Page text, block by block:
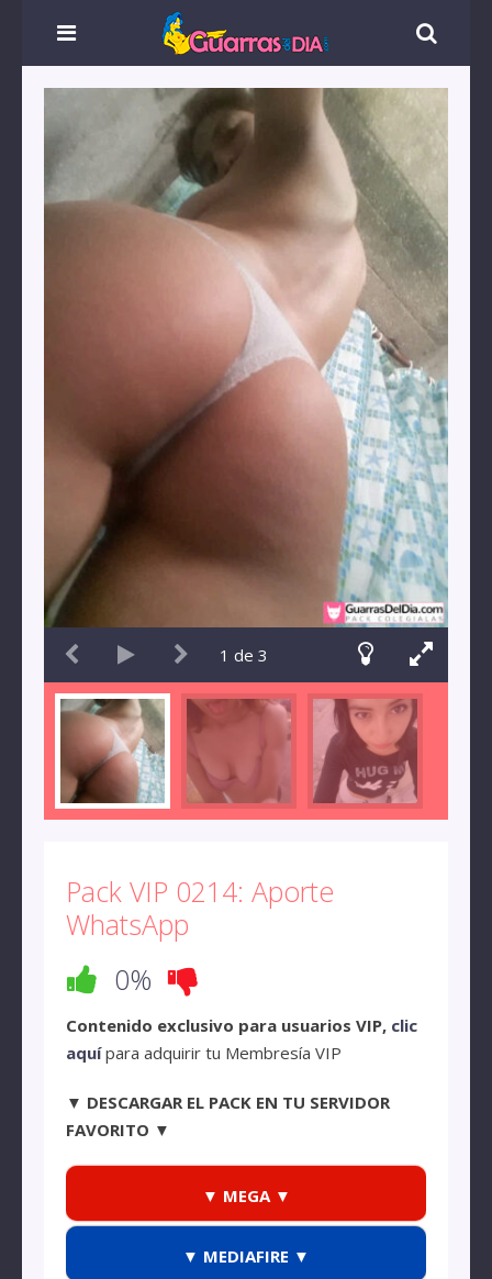
1 de 3
Pack VIP 0214: Aporte
WhatsApp
0%
Contenido exclusivo para usuarios VIP, clic
aquípara adquirir tu Membresía VIP
▼ DESCARGAR EL PACK EN TU SERVIDOR
FAVORITO ▼
▼ MEGA ▼
▼ MEDIAFIRE ▼